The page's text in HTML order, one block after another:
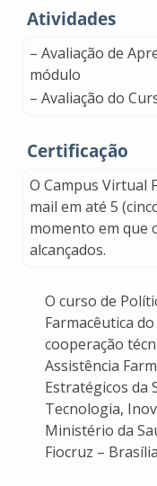
Atividades
– Avaliação de
módulo
– Avaliação do
Certificação
O Campus Virtual
mail em até 5
momento em que
alcançados.
O curso de
Farmacêutica
cooperação
Assistência
Estratégicos da
Tecnologia,
Ministério da
Fiocruz –